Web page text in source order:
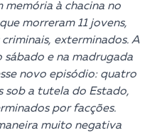
memória à chacina no
morreram 11 jovens,
exterminados. A
sábado e na madrugada
novo episódio: quatro
sob a tutela do Estado,
por facções.
muito negativa